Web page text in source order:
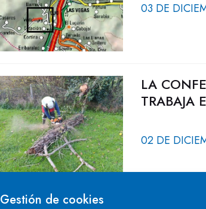
03 DE
LA
TRABAJA
02 DE
Gestión de cookies